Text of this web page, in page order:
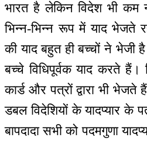
भारत है लेकिन विदेश भी कम
भिन्न-भिन्न रूप में याद भेजते
की याद बहुत ही बच्चों ने भेजी
बच्चे विधिपूर्वक याद करते
कार्ड और पत्रों द्वारा भी भेजते
डबल विदेशियों के यादप्यार के
बापदादा सभी को पदमगुणा